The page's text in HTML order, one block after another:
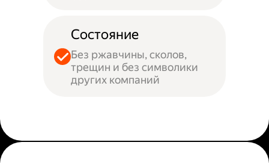
Состояние
Без ржавчины, сколов,
трещин и без символики
других компаний